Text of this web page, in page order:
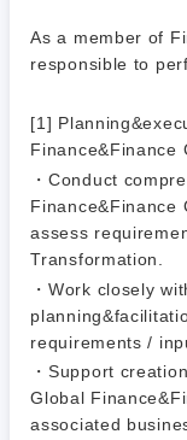
As a member of
responsible to
[1]
Finance&Finance
・Conduct
Finance&Finance
assess
Transformation.
・Work closely
requirements /
・Support
Global
associated
管理
SCM
マーケテ
営業
サービス
SCM
人事
マーケティン
営業
クリエイティブ
コンサルタン
自動車・
素材・化
食品・化
メディカ
金融
福島県
フリーワード
こだわ
急募
上場企業